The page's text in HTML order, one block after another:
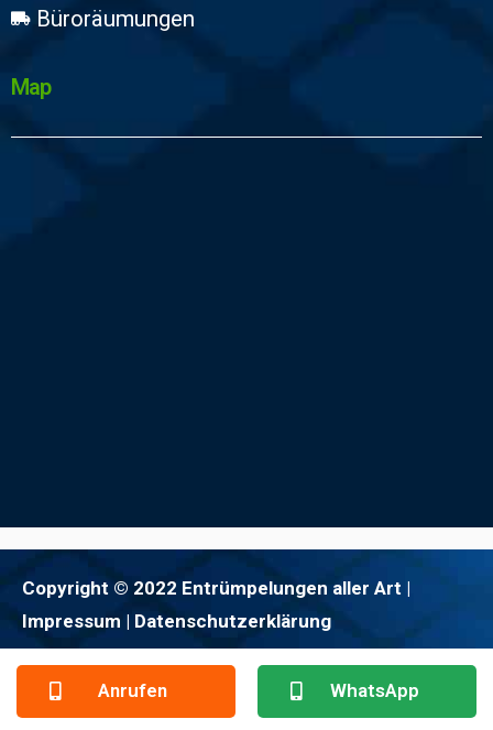
Büroräumungen
Map
Copyright © 2022 Entrümpelungen aller Art |
Impressum | Datenschutzerklärung
Anrufen WhatsApp